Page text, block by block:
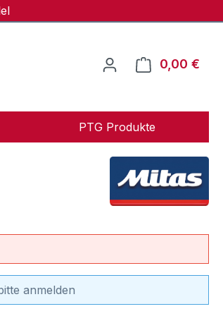
0,00 €
PTG Produkte
anmelden